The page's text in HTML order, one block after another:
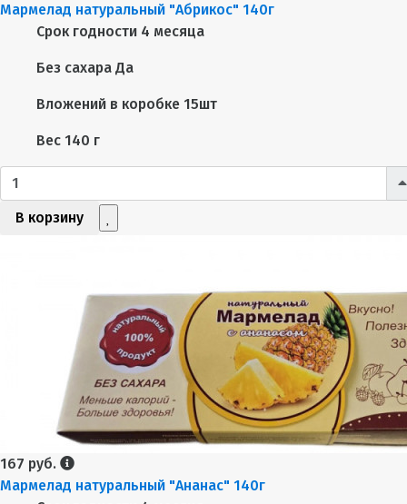
Мармелад натуральный "Абрикос" 140г
Срок годности 4 месяца
Без сахара Да
Вложений в коробке 15шт
Вес 140 г
В корзину
167 руб.
Мармелад натуральный "Ананас" 140г